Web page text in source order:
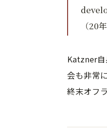
（20
Katzner
会も非常
終末オフ